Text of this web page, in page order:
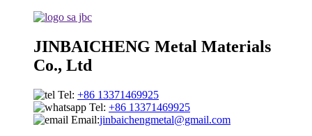
JINBAICHENG Metal Materials
Co., Ltd
Tel: +86 13371469925
Tel: +86 13371469925
Email:jinbaichengmetal@gmail.com